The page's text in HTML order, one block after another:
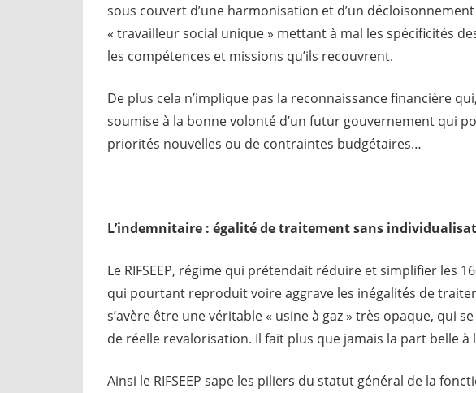
sous couvert d’une harmonisation et d’un
« travailleur social unique » mettant à mal les spécificités
les compétences et missions qu’ils recouvrent.
De plus cela n’implique pas la reconnaissance financière
soumise à la bonne volonté d’un futur gouvernement qui
priorités nouvelles ou de contraintes budgétaires…
L’indemnitaire : égalité de traitement sans
Le RIFSEEP, régime qui prétendait réduire et simplifier les
qui pourtant reproduit voire aggrave les inégalités de
s’avère être une véritable « usine à gaz » très opaque, qui
de réelle revalorisation. Il fait plus que jamais la part belle à
Ainsi le RIFSEEP sape les piliers du statut général de la